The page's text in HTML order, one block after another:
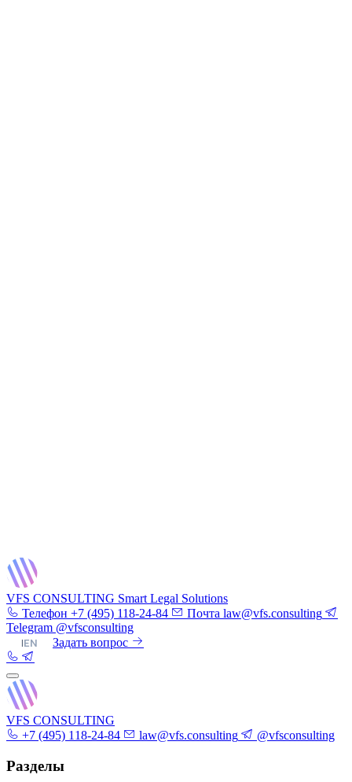
VFS CONSULTING Smart Legal Solutions
Телефон +7 (495) 118-24-84 Почта law@vfs.consulting
Telegram @vfsconsulting
|EN Задать вопрос
VFS CONSULTING
+7 (495) 118-24-84
law@vfs.consulting @vfsconsulting
Разделы